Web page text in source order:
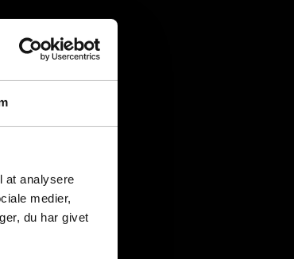
at analysere
medier,
du har givet